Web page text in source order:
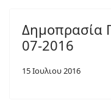
Δημοπρασία
07-2016
15 Ιουλιου 2016